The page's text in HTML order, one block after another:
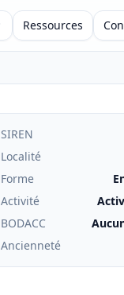
Ressources
SIREN
Localité
Forme
Activité
BODACC
Ancienneté